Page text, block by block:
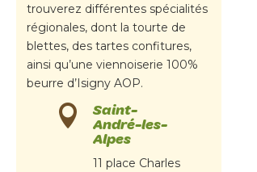
trouverez différentes spécialités
régionales, dont la tourte de
blettes, des tartes confitures,
ainsi qu’une viennoiserie 100%
beurre d’Isigny AOP.

Saint-
André-les-
Alpes
11 place Charles